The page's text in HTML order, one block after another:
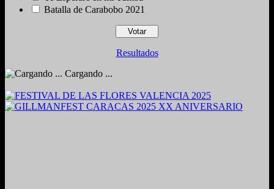
Batalla de Carabobo 2021
Resultados
Cargando ...